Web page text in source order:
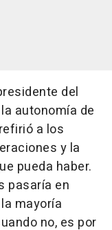
del
autonomía de
a los
y la
pueda haber.
pasaría en
mayoría
no, es por